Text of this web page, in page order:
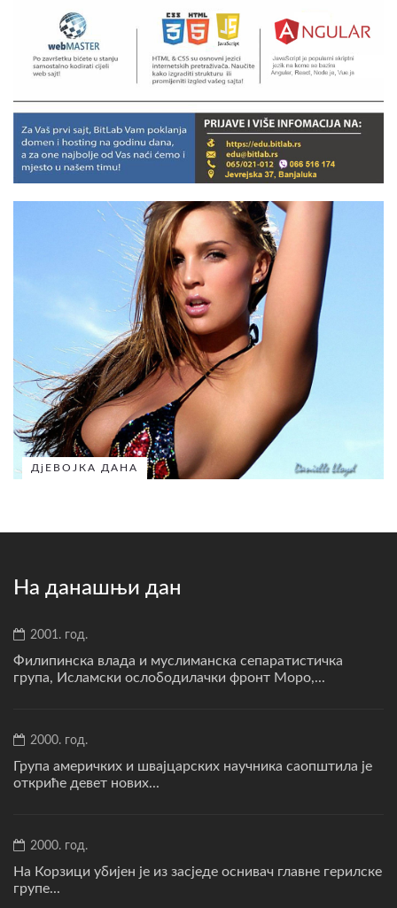
ДјЕВОЈКА ДАНА
На данашњи дан
2001. год.
Филипинска влада и муслиманска сепаратистичка
група, Исламски ослободилачки фронт Моро,...
2000. год.
Група америчких и швајцарских научника саопштила је
откриће девет нових...
2000. год.
На Корзици убијен је из засједе оснивач главне герилске
групе...